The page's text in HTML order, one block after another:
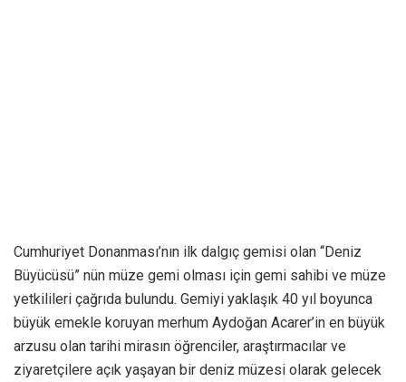
Cumhuriyet Donanması’nın ilk dalgıç gemisi olan “Deniz
Büyücüsü” nün müze gemi olması için gemi sahibi ve müze
yetkilileri çağrıda bulundu. Gemiyi yaklaşık 40 yıl boyunca
büyük emekle koruyan merhum Aydoğan Acarer’in en büyük
arzusu olan tarihi mirasın öğrenciler, araştırmacılar ve
ziyaretçilere açık yaşayan bir deniz müzesi olarak gelecek